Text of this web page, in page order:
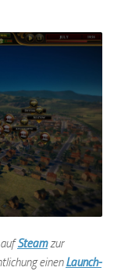
Steamzur
einenLaunch-